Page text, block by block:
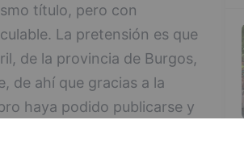
título, pero con
La pretensión es que
de la provincia de Burgos,
de ahí que gracias a la
haya podido publicarse y
49?.